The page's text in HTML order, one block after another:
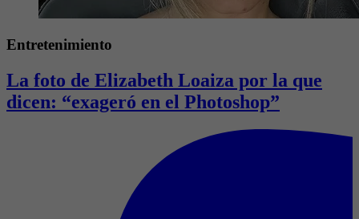
Entretenimiento
La foto de Elizabeth Loaiza por la que
dicen: “exageró en el Photoshop”